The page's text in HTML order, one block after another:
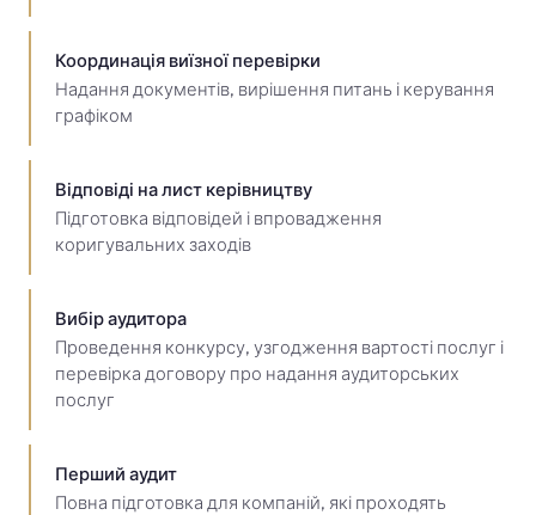
Координація виїзної перевірки
Надання документів, вирішення питань і керування
графіком
Відповіді на лист керівництву
Підготовка відповідей і впровадження
коригувальних заходів
Вибір аудитора
Проведення конкурсу, узгодження вартості послуг і
перевірка договору про надання аудиторських
послуг
Перший аудит
Повна підготовка для компаній, які проходять